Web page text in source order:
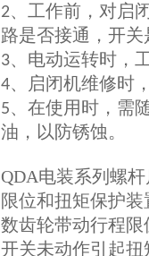
2、工作前，对启
路是否接通，开关
3、电动运转时，
4、启闭机维修时
5、在使用时，需
油，以防锈蚀。
QDA电装系列螺
限位和扭矩保护
数齿轮带动行程
开关未动作引起